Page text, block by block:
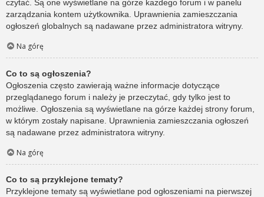
czytać. Są one wyświetlane na górze każdego forum i w panelu
zarządzania kontem użytkownika. Uprawnienia zamieszczania
ogłoszeń globalnych są nadawane przez administratora witryny.
Na górę
Co to są ogłoszenia?
Ogłoszenia często zawierają ważne informacje dotyczące
przeglądanego forum i należy je przeczytać, gdy tylko jest to
możliwe. Ogłoszenia są wyświetlane na górze każdej strony forum,
w którym zostały napisane. Uprawnienia zamieszczania ogłoszeń
są nadawane przez administratora witryny.
Na górę
Co to są przyklejone tematy?
Przyklejone tematy są wyświetlane pod ogłoszeniami na pierwszej